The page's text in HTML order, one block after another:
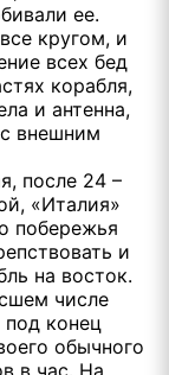
ее.
кругом, и
всех бед
корабля,
и антенна,
внешним
после 24 –
«Италия»
побережья
и
на восток.
числе
под конец
обычного
в час. На